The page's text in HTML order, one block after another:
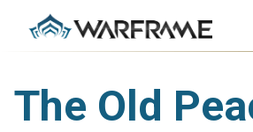
The Old